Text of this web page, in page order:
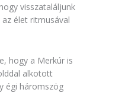
visszataláljunk
élet ritmusával
hogy a Merkúr is
alkotott
égi háromszög